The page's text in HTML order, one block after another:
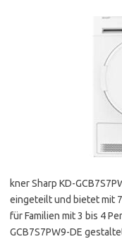
kner Sharp KD-
eingeteilt und bietet mit
für Familien mit 3 bis 4
GCB7S7PW9-DE